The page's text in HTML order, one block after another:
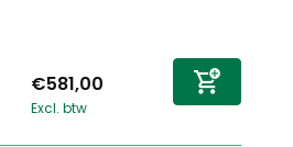
€581,00
Excl. btw